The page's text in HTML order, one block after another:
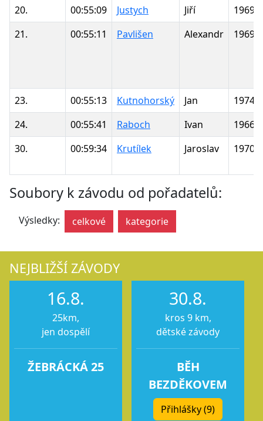
20.
00:55:09 Justych Jiří
1969
21.
00:55:11 Pavlišen Alexandr 1969
23. 00:55:13 Kutnohorský Jan
1974
24.
00:55:41 Raboch Ivan
1966
30.
00:59:34 Krutílek Jaroslav 1970
Soubory k závodu od pořadatelů:
Výsledky: celkové kategorie
NEJBLIŽŠÍ ZÁVODY
16.8.
25km,
jen dospělí
ŽEBRÁCKÁ 25
30.8.
kros 9 km,
dětské závody
BĚH
BEZDĚKOVEM
Přihlášky (9)